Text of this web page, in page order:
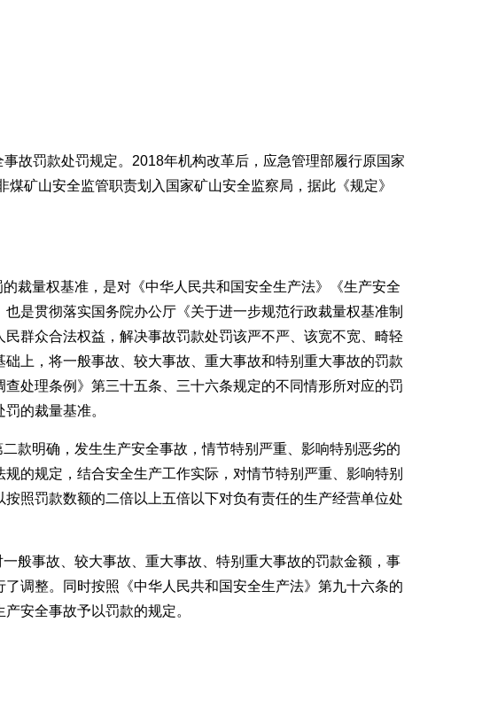
故罚款处罚规定。2018年机构改革后，应急管理部履行原国家
矿山安全监管职责划入国家矿山安全监察局，据此《规定》
裁量权基准，是对《中华人民共和国安全生产法》《生产安全
是贯彻落实国务院办公厅《关于进一步规范行政裁量权基准制
群众合法权益，解决事故罚款处罚该严不严、该宽不宽、畸轻
上，将一般事故、较大事故、重大事故和特别重大事故的罚款
处理条例》第三十五条、三十六条规定的不同情形所对应的罚
的裁量基准。
款明确，发生生产安全事故，情节特别严重、影响特别恶劣的
的规定，结合安全生产工作实际，对情节特别严重、影响特别
照罚款数额的二倍以上五倍以下对负有责任的生产经营单位处
般事故、较大事故、重大事故、特别重大事故的罚款金额，事
调整。同时按照《中华人民共和国安全生产法》第九十六条的
安全事故予以罚款的规定。